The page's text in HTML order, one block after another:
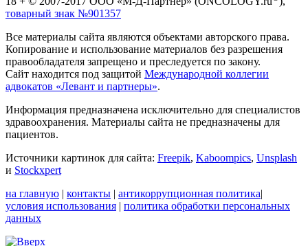
товарный знак №901357
Все материалы сайта являются объектами авторского права.
Копирование и использование материалов без разрешения
правообладателя запрещено и преследуется по закону.
Сайт находится под защитой Международной коллегии
адвокатов «Левант и партнеры».
Информация предназначена исключительно для специалистов
здравоохранения. Материалы сайта не предназначены для
пациентов.
Источники картинок для сайта: Freepik, Kaboompics, Unsplash
и Stockxpert
на главную | контакты | антикоррупционная политика|
условия использования | политика обработки персональных
данных